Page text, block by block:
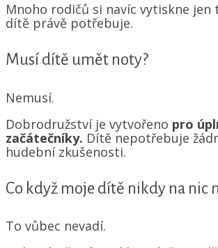
Mnoho rodičů si navíc vytiskne
dítě právě potřebuje.
Musí dítě umět noty?
Nemusí.
Dobrodružství je vytvořeno pro
začátečníky. Dítě nepotřebuje
hudební zkušenosti.
Co když moje dítě nikdy na nic
To vůbec nevadí.